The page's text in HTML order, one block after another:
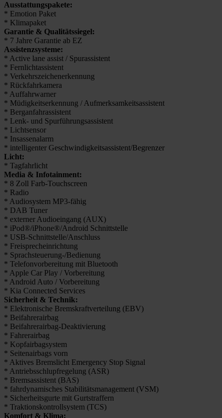
Ausstattungspakete:
* Emotion Paket
* Klimapaket
Garantie & Qualitätssiegel:
* 7 Jahre Garantie ab EZ
Assistenzsysteme:
* Active lane assist / Spurassistent
* Fernlichtassistent
* Verkehrszeichenerkennung
* Rückfahrkamera
* Auffahrwarner
* Müdigkeitserkennung / Aufmerksamkeitsassistent
* Berganfahrassistent
* Lenk- und Spurführungsassistent
* Lichtsensor
* Insassenalarm
* intelligenter Geschwindigkeitsassistent/Begrenzer
Licht:
* Tagfahrlicht
Media & Infotainment:
* 8 Zoll Farb-Touchscreen
* Radio
* Audiosystem MP3-fähig
* DAB Tuner
* externer Audioeingang (AUX)
* iPod®/iPhone®/Android Schnittstelle
* USB-Schnittstelle/Anschluss
* Freisprecheinrichtung
* Sprachsteuerung-/Bedienung
* Telefonvorbereitung mit Bluetooth
* Apple Car Play / Vorbereitung
* Android Auto / Vorbereitung
* Kia Connected Services
Sicherheit & Technik:
* Elektronische Bremskraftverteilung (EBV)
* Beifahrerairbag
* Beifahrerairbag-Deaktivierung
* Fahrerairbag
* Kopfairbagsystem
* Seitenairbags vorn
* Aktives Bremslicht Emergency Stop Signal
* Antriebsschlupfregelung (ASR)
* Bremsassistent (BAS)
* fahrdynamisches Stabilitätsmanagement (VSM)
* Sicherheitsgurte mit Gurtstraffern
* Traktionskontrollsystem (TCS)
Komfort & Klima: